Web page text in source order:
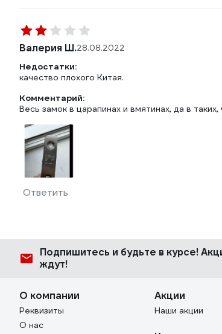
Валерия Ш.28.08.2022
Недостатки:
качество плохого Китая.
Комментарий:
Весь замок в царапинах и вмятинах, да в
Ответить
Подпишитесь и будьте в курсе!
ждут!
О компании
Реквизиты
О нас
Акции
Наши акции